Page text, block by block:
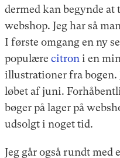
dermed kan begynde
webshop. Jeg har så
I første omgang en ny
populære citroni en
illustrationer fra bogen.
løbet af juni.
bøger på lager på
udsolgt i noget tid.
Jeg går også rundt med